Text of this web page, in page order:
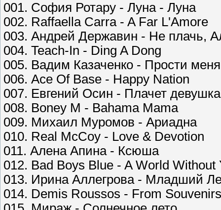
001. София Ротару - Луна - Луна
002. Raffaella Carra - A Far L'Amore
003. Андрей Державин - Не плачь,
004. Teach-In - Ding A Dong
005. Вадим Казаченко - Прости
006. Ace Of Base - Happy Nation
007. Евгений Осин - Плачет девушка
008. Boney M - Bahama Mama
009. Михаил Муромов - Ариадна
010. Real McCoy - Love & Devotion
011. Алена Апина - Ксюша
012. Bad Boys Blue - A World Without
013. Ирина Аллегрова - Младший
014. Demis Roussos - From